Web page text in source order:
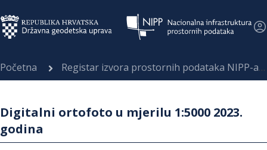
Početna Registar izvora prostornih podataka NIPP-a
Digitalni ortofoto u mjerilu 1:5000 2023.
godina